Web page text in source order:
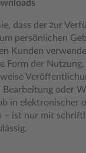
dass der zur
persönlichen
Kunden
Form der
Bearbeitung oder
in elektronischer
– ist nur mit